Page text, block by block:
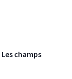
Les champs